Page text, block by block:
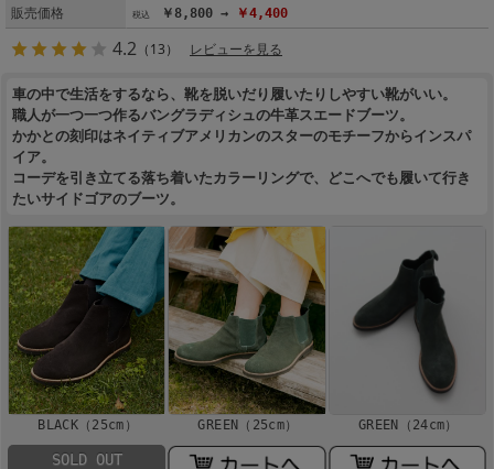
販売価格
￥8,800 → ￥4,400
4.2 （13） レビューを見る
車の中で生活をするなら、靴を脱いだり履いたりしやすい靴がいい。
職人が一つ一つ作るバングラディシュの牛革スエードブーツ。
かかとの刻印はネイティブアメリカンのスターのモチーフからインスパ
イア。
コーデを引き立てる落ち着いたカラーリングで、どこへでも履いて行き
たいサイドゴアのブーツ。
BLACK（25cm）
SOLD OUT
GREEN（25cm） GREEN（24cm）